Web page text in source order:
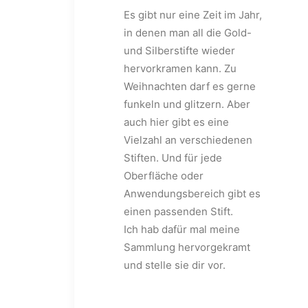
Es gibt nur eine Zeit im Jahr,
in denen man all die Gold-
und Silberstifte wieder
hervorkramen kann. Zu
Weihnachten darf es gerne
funkeln und glitzern. Aber
auch hier gibt es eine
Vielzahl an verschiedenen
Stiften. Und für jede
Oberfläche oder
Anwendungsbereich gibt es
einen passenden Stift.
Ich hab dafür mal meine
Sammlung hervorgekramt
und stelle sie dir vor.